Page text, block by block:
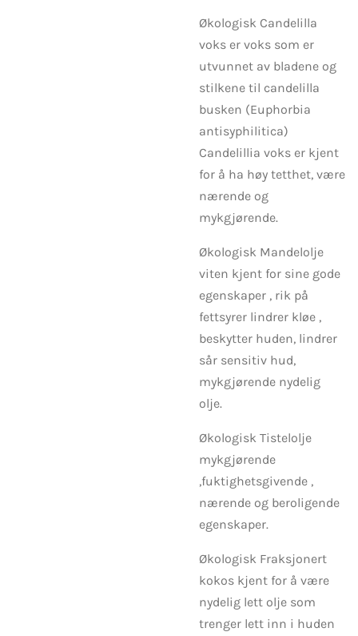
Økologisk Candelilla
voks er voks som er
utvunnet av bladene og
stilkene til candelilla
busken (Euphorbia
antisyphilitica)
Candelillia voks er kjent
for å ha høy tetthet, være
nærende og
mykgjørende.
Økologisk Mandelolje
viten kjent for sine gode
egenskaper , rik på
fettsyrer lindrer kløe ,
beskytter huden, lindrer
sår sensitiv hud,
mykgjørende nydelig
olje.
Økologisk Tistelolje
mykgjørende
,fuktighetsgivende ,
nærende og beroligende
egenskaper.
Økologisk Fraksjonert
kokos kjent for å være
nydelig lett olje som
trenger lett inn i huden